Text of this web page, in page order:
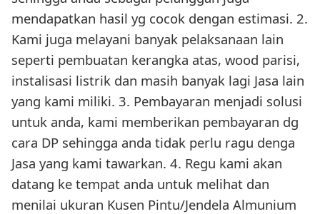
mendapatkan hasil yg cocok dengan estimasi. 2.
Kami juga melayani banyak pelaksanaan lain
seperti pembuatan kerangka atas, wood parisi,
instalisasi listrik dan masih banyak lagi Jasa lain
yang kami miliki. 3. Pembayaran menjadi solusi
untuk anda, kami memberikan pembayaran dg
cara DP sehingga anda tidak perlu ragu denga
Jasa yang kami tawarkan. 4. Regu kami akan
datang ke tempat anda untuk melihat dan
menilai ukuran Kusen Pintu/Jendela Almunium